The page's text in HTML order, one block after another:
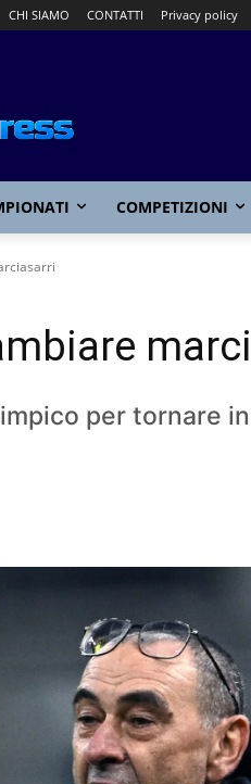
CHI SIAMO CONTATTI Privacy policy
COMPETIZIONI
per tornare